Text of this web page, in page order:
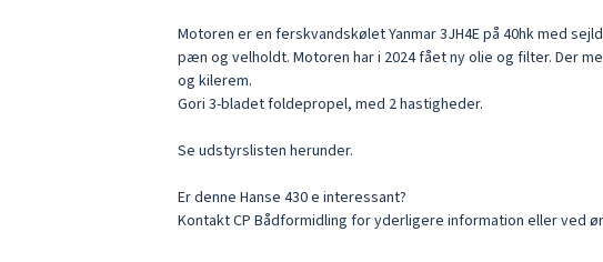
Motoren er en ferskvandskølet Yanmar 3JH4E på 40hk med
pæn og velholdt. Motoren har i 2024 fået ny olie og filter. Der
og kilerem.
Gori 3-bladet foldepropel, med 2 hastigheder.
Se udstyrslisten herunder.
Er denne Hanse 430 e interessant?
Kontakt CP Bådformidling for yderligere information eller ved